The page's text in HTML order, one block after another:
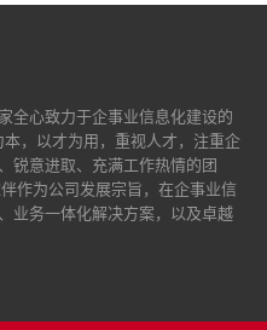
全心致力于企事业信息化建设的
，以才为用，重视人才，注重企
锐意进取、充满工作热情的团
作为公司发展宗旨，在企事业信
业务一体化解决方案，以及卓越